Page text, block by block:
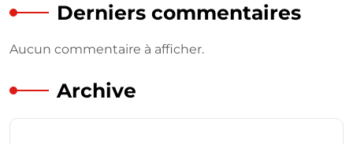
Derniers commentaires
Aucun commentaire à afficher.
Archive